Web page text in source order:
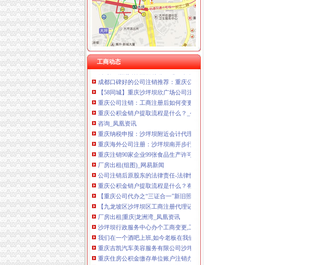
重庆凯誉网络通信技术工程有限公司渝中分公司 （工商注册）
上海兆妩贸易有限公司重庆龙湖·北城天街分公司 （工商注册）
工商动态
节后个工作日沙区窗口单位提前到岗服务热-专题频道-华龙网
重庆公司注销流程-文章
重庆沙坪坝门户网
重庆沙坪坝公司注册流程与程序重庆公司注册今题网
因未年检营业执照被吊销了,怎么办理注销流程？_搜狐其它_搜狐网
公司注销的具体流程有哪些呢？-亿源财税重庆公司注册今题网
【58同城】重庆沙坪坝欣广场公司注销服务_公司注销代理_公司注销
重庆公司注销：工商注册后如何变更范围记账整理专项补贴材料-重
重庆公积金销户提取流程是什么？_公积金装修|一起网装修
咨询_凤凰资讯
重庆纳税申报：沙坪坝附近会计代理记账/公司注册流程-重庆爱问分类
重庆海外公司注册：沙坪坝南开步行街公司注册流程工商登记代办公司
重庆注销90家企业99张食品生产许可证_中国质量新闻网
厂房出租(组图)_网易新闻
公司注销后原股东的法律责任-法律快车公司法
重庆公积金销户提取流程是什么？有哪位清楚？_公积金_土巴兔问吧
【重庆公司代办之“三证合一”新旧照换领的流程】-沙坪坝小龙坎易
【九龙坡区沙坪坝区工商注册代理记账变更注销】-重庆重庆周边易登网
厂房出租|重庆|龙洲湾_凤凰资讯
沙坪坝行政服务中心办个工商变更,工作人员办事效率低_百姓声音_
我们在一个酒吧上班,如今老板在我们不知道的况下注销了公
重庆吉凯汽车美容服务有限公司沙坪坝分公司2017新招聘信息_电话
重庆住房公积金缴存单位账户注销办理流程是怎样的？-重庆重庆楼市
【手续代办】_手续代办厂家黄页_手续代办价格_顺企网